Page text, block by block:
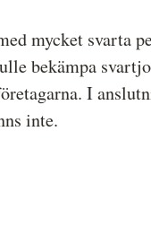
mycket svarta
bekämpa
I
inte.